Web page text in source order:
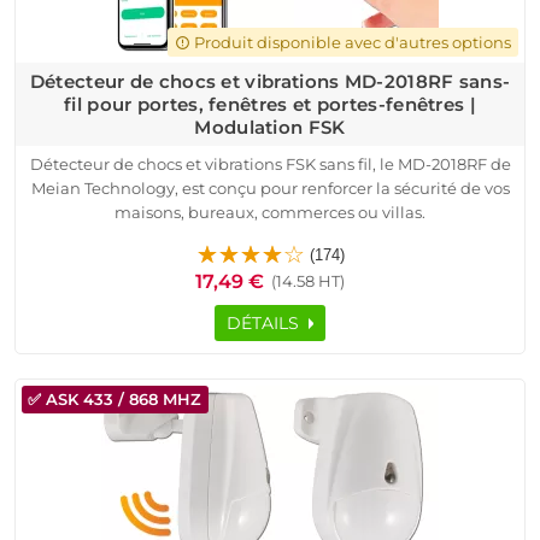
error_outline Produit disponible avec d'autres options
Détecteur de chocs et vibrations MD-2018RF sans-
fil pour portes, fenêtres et portes-fenêtres |
Modulation FSK
Détecteur de chocs et vibrations FSK sans fil, le MD-2018RF de
Meian Technology, est conçu pour renforcer la sécurité de vos
maisons, bureaux, commerces ou villas.
transmission fiable et sécurisée jusqu’à 200 mètres. Il détecte
avec précision les tentatives d’intrusion via portes, fenêtres,
portes-fenêtres, loggias, verrières ou caves. Sans fil, sans
abonnement, compatible Android/iOS, il est alimenté par une
configuration gratuit. Idéal pour une sécurité connectée dans
des bâtiments industriels, cabines, entrepôts, camping-cars
ou résidences secondaires.
Profitez d’une alerte immédiate en cas de sabotage ou
vibration suspecte. Un produit original Meian, fiable, compact
et garanti 2 ans.
(174)
17,49 € (14.58 HT)
DÉTAILS
✅ ASK 433 / 868 MHZ